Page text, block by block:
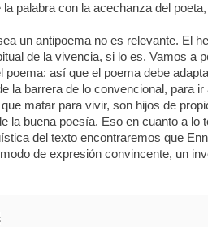
la palabra con la acechanza del
un antipoema no es relevante. El
de la vivencia, si lo es. Vamos a
así que el poema debe
la barrera de lo convencional, para
matar para vivir, son hijos de
la buena poesía. Eso en cuanto a
del texto encontraremos que
de expresión convincente, un